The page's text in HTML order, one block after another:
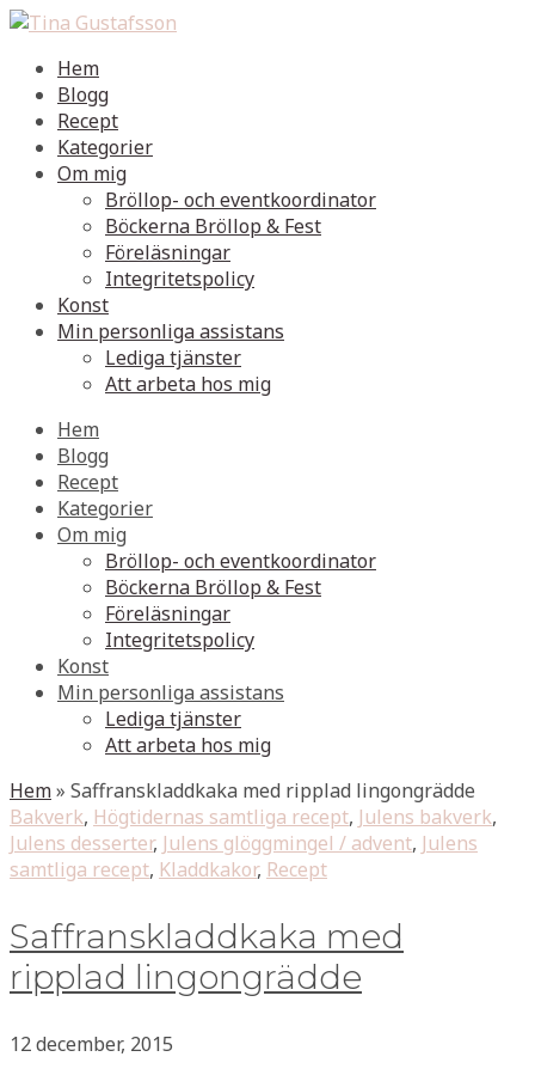
Hem
Blogg
Recept
Kategorier
Om mig
Bröllop- och eventkoordinator
Böckerna Bröllop & Fest
Föreläsningar
Integritetspolicy
Konst
Min personliga assistans
Lediga tjänster
Att arbeta hos mig
Hem
Blogg
Recept
Kategorier
Om mig
Bröllop- och eventkoordinator
Böckerna Bröllop & Fest
Föreläsningar
Integritetspolicy
Konst
Min personliga assistans
Lediga tjänster
Att arbeta hos mig
Hem» Saffranskladdkaka med ripplad lingongrädde
Bakverk, Högtidernas samtliga recept, Julens bakverk,
Julens desserter, Julens glöggmingel / advent, Julens
samtliga recept, Kladdkakor, Recept
Saffranskladdkaka med
ripplad lingongrädde
12 december, 2015